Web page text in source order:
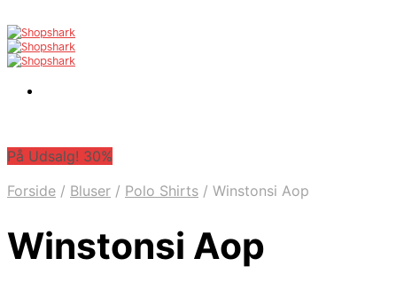
På Udsalg! 30%
Forside / Bluser / Polo Shirts / Winstonsi Aop
Winstonsi Aop